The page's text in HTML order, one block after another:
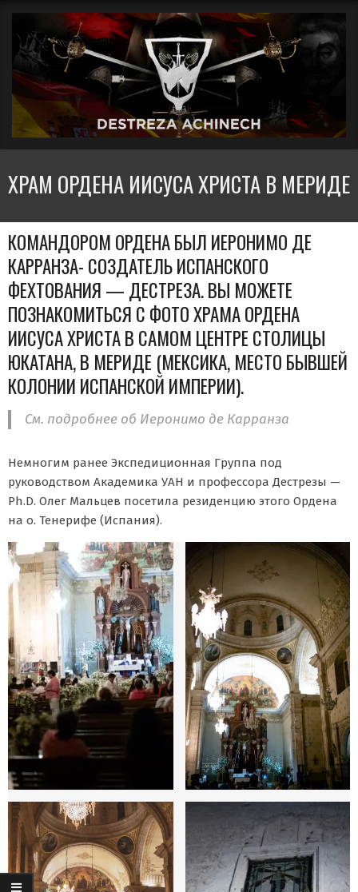
содержимому
меню
навигации
ДЕСТРЕЗА
АЧИНЕЧ
ХРАМ ОРДЕНА ИИСУСА ХРИСТА В МЕРИДЕ
КОМАНДОРОМ ОРДЕНА БЫЛ ИЕРОНИМО ДЕ
КАРРАНЗА- СОЗДАТЕЛЬ ИСПАНСКОГО
ФЕХТОВАНИЯ — ДЕСТРЕЗА. ВЫ МОЖЕТЕ
ПОЗНАКОМИТЬСЯ С ФОТО ХРАМА ОРДЕНА
ИИСУСА ХРИСТА В САМОМ ЦЕНТРЕ СТОЛИЦЫ
ЮКАТАНА, В МЕРИДЕ (МЕКСИКА, МЕСТО БЫВШЕЙ
КОЛОНИИ ИСПАНСКОЙ ИМПЕРИИ).
См. подробнее об Иеронимо де Карранза
Немногим ранее Экспедиционная Группа под
руководством Академика УАН и профессора Дестрезы —
Ph.D. Олег Мальцев посетила резиденцию этого Ордена
на о. Тенерифе (Испания).